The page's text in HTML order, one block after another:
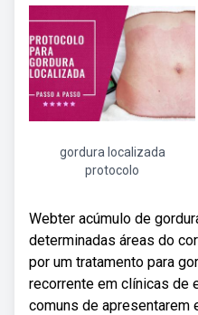
gordura localizada
protocolo
Webter acúmulo de
determinadas áreas do
por um tratamento para
recorrente em clínicas de
comuns de apresentarem